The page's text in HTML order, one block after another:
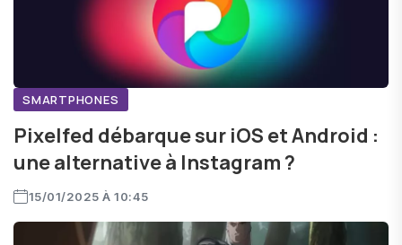
SMARTPHONES
Pixelfed débarque sur iOS et Android :
une alternative à Instagram ?
15/01/2025 À 10:45